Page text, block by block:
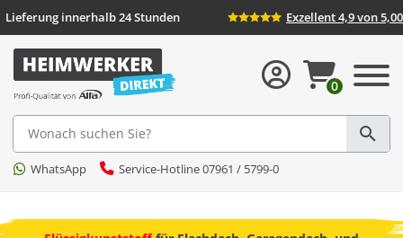
Lieferung innerhalb 24 Stunden
Suche
WhatsApp Service-Hotline 07961 / 5799-0
0